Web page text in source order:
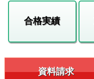
合格実績
資料請求